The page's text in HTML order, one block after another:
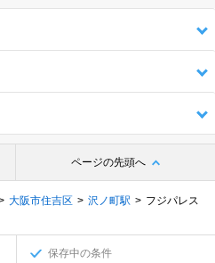
ページの先頭へ
大阪市住吉区 沢ノ町駅
フジパレス
保存中の条件